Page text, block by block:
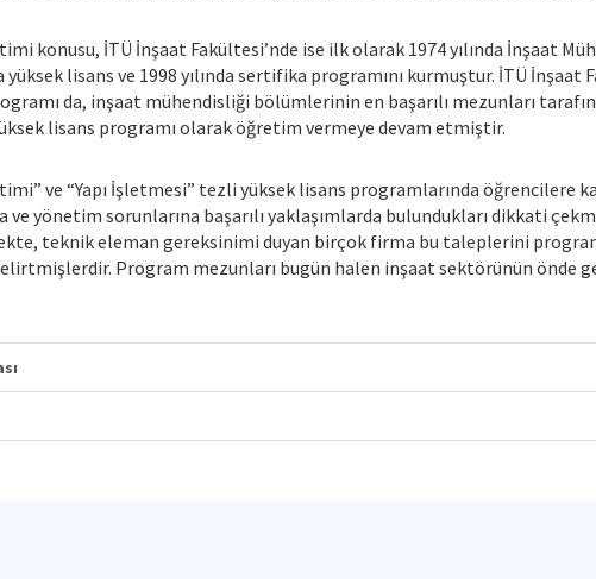
konusu, İTÜ İnşaat Fakültesi’nde ise ilk olarak 1974 yılında İnşaat
yüksek lisans ve 1998 yılında sertifika programını kurmuştur. İTÜ
da, inşaat mühendisliği bölümlerinin en başarılı mezunları
lisans programı olarak öğretim vermeye devam etmiştir.
ve “Yapı İşletmesi” tezli yüksek lisans programlarında öğrencilere
yönetim sorunlarına başarılı yaklaşımlarda bulundukları dikkati
teknik eleman gereksinimi duyan birçok firma bu taleplerini
Program mezunları bugün halen inşaat sektörünün önde